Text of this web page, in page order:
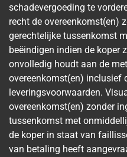
schadevergoeding te
recht de overeenkomst(en)
gerechtelijke tussenkomst
beëindigen indien de koper
onvolledig houdt aan de
overeenkomst(en) inclusief
leveringsvoorwaarden.
overeenkomst(en) zonder
tussenkomst met
de koper in staat van
van betaling heeft